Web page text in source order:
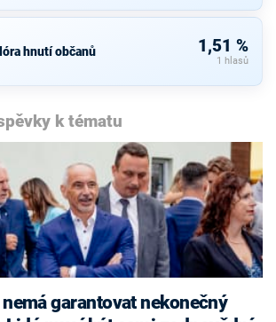
hnutí občanů 1,51 %
1 hlasů
k tématu